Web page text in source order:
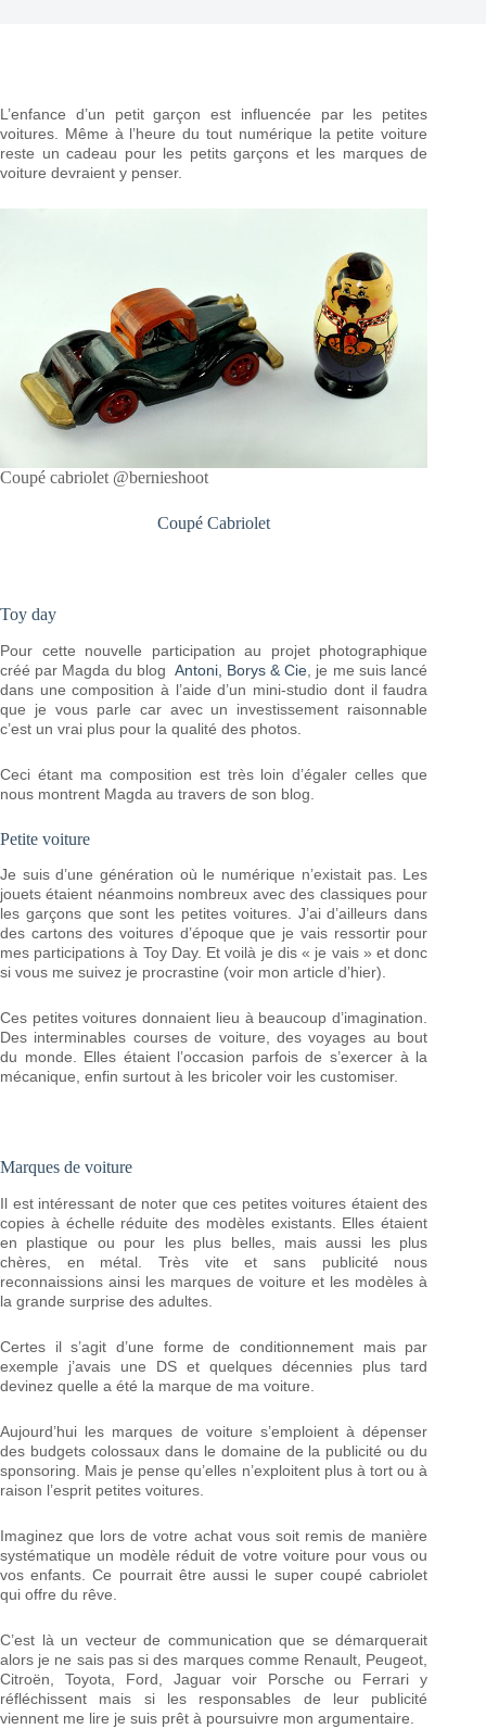
L’enfance d’un petit garçon est influencée par les petites
voitures. Même à l’heure du tout numérique la petite voiture
reste un cadeau pour les petits garçons et les marques de
voiture devraient y penser.
Coupé cabriolet @bernieshoot
Coupé Cabriolet
Toy day
Pour cette nouvelle participation au projet photographique
créé par Magda du blog Antoni, Borys & Cie , je me suis lancé
dans une composition à l’aide d’un mini-studio dont il faudra
que je vous parle car avec un investissement raisonnable
c’est un vrai plus pour la qualité des photos.
Ceci étant ma composition est très loin d’égaler celles que
nous montrent Magda au travers de son blog.
Petite voiture
Je suis d’une génération où le numérique n’existait pas. Les
jouets étaient néanmoins nombreux avec des classiques pour
les garçons que sont les petites voitures. J’ai d’ailleurs dans
des cartons des voitures d’époque que je vais ressortir pour
mes participations à Toy Day. Et voilà je dis « je vais » et donc
si vous me suivez je procrastine (voir mon article d’hier).
Ces petites voitures donnaient lieu à beaucoup d’imagination.
Des interminables courses de voiture, des voyages au bout
du monde. Elles étaient l’occasion parfois de s’exercer à la
mécanique, enfin surtout à les bricoler voir les customiser.
Marques de voiture
Il est intéressant de noter que ces petites voitures étaient des
copies à échelle réduite des modèles existants. Elles étaient
en plastique ou pour les plus belles, mais aussi les plus
chères, en métal. Très vite et sans publicité nous
reconnaissions ainsi les marques de voiture et les modèles à
la grande surprise des adultes.
Certes il s’agit d’une forme de conditionnement mais par
exemple j’avais une DS et quelques décennies plus tard
devinez quelle a été la marque de ma voiture.
Aujourd’hui les marques de voiture s’emploient à dépenser
des budgets colossaux dans le domaine de la publicité ou du
sponsoring. Mais je pense qu’elles n’exploitent plus à tort ou à
raison l’esprit petites voitures.
Imaginez que lors de votre achat vous soit remis de manière
systématique un modèle réduit de votre voiture pour vous ou
vos enfants. Ce pourrait être aussi le super coupé cabriolet
qui offre du rêve.
C’est là un vecteur de communication que se démarquerait
alors je ne sais pas si des marques comme Renault, Peugeot,
Citroën, Toyota, Ford, Jaguar voir Porsche ou Ferrari y
réfléchissent mais si les responsables de leur publicité
viennent me lire je suis prêt à poursuivre mon argumentaire.